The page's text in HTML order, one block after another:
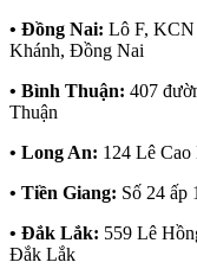
• Đồng Nai: Lô F,
Khánh, Đồng Nai
• Bình Thuận: 407
Thuận
• Long An: 124 Lê
• Tiền Giang: Số 24 ấp
• Đắk Lắk: 559 Lê
Đắk Lắk